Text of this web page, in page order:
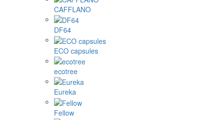
CAFFLANO
DF64
ECO capsules
ecotree
Eureka
Fellow